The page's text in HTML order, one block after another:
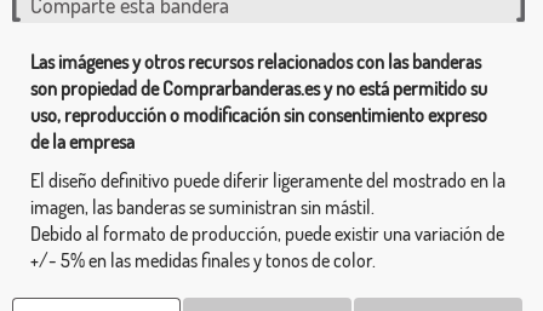
Las imágenes y otros recursos relacionados con las banderas
son propiedad de Comprarbanderas.es y no está permitido su
uso, reproducción o modificación sin consentimiento expreso
de la empresa
El diseño definitivo puede diferir ligeramente del mostrado en la
imagen, las banderas se suministran sin mástil.
Debido al formato de producción, puede existir una variación de
+/- 5% en las medidas finales y tonos de color.